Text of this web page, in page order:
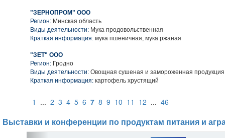
"ЗЕРНОПРОМ" ООО
Регион: Минская область
Виды деятельности: Мука продовольственная
Краткая информация: мука пшеничная, мука ржаная
"ЗЕТ" ООО
Регион: Гродно
Виды деятельности: Овощная сушеная и замороженная продукция
Краткая информация: картофель хрустящий
1 ... 2 3 4 5 6 7 8 9 10 11 12 ... 46
Выставки и конференции по продуктам питания и